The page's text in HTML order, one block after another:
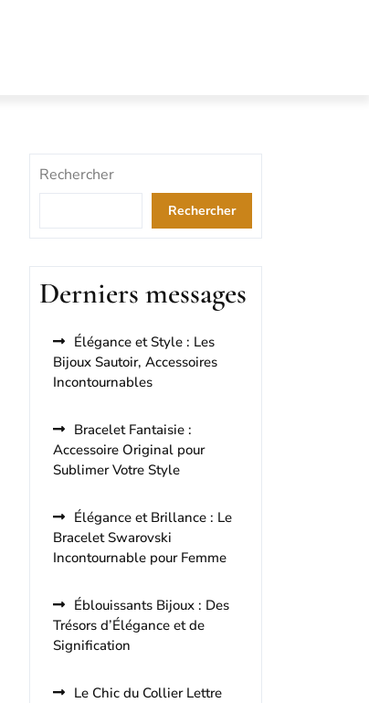
Rechercher
Rechercher
Derniers messages
Élégance et Style : Les
Bijoux Sautoir, Accessoires
Incontournables
Bracelet Fantaisie :
Accessoire Original pour
Sublimer Votre Style
Élégance et Brillance : Le
Bracelet Swarovski
Incontournable pour Femme
Éblouissants Bijoux : Des
Trésors d’Élégance et de
Signification
Le Chic du Collier Lettre